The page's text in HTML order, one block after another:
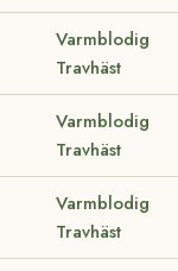
Varmblodig
Travhäst
Varmblodig
Travhäst
Varmblodig
Travhäst